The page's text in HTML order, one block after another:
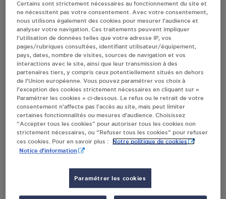
Villes
STATION GPL CARBURANT TOTAL
SALLANCHES
934 AVENUE DE GENEVE
74700SALLANCHES
S'Y RENDRE
CARREFOUR MARKET AMBLOU 74 DISTRIBU
SALLANCHES
99 RUE EMMA LANCHE
SALLANCHES
Certains sont strictement nécessaires au fonctionnement du site et
ne nécessitent pas votre consentement. Avec votre consentement,
nous utilisons également des cookies pour mesurer l’audience et
analyser votre navigation. Ces traitements peuvent impliquer
l’utilisation de données telles que votre adresse IP, vos
pages/rubriques consultées, identifiant utilisateur/équipement,
pays, dates, nombre de visites, sources de navigation et vos
interactions avec le site, ainsi que leur transmission à des
partenaires tiers, y compris ceux potentiellement situés en dehors
de l’Union européenne. Vous pouvez paramétrer vos choix à
l’exception des cookies strictement nécessaires en cliquant sur «
Paramétrer les cookies » ci-dessous. Le refus ou le retrait de votre
consentement n’affecte pas l’accès au site, mais peut limiter
certaines fonctionnalités ou mesures d’audience. Choisissez
“Accepter tous les cookies” pour autoriser tous les cookies non
strictement nécessaires, ou “Refuser tous les cookies” pour refuser
ces cookies. Pour en savoir plus :
Notre politique de cookies
Notice d'information
Paramétrer les cookies